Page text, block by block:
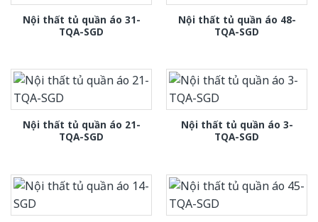
Nội thất tủ quần áo 31-
TQA-SGD
Nội thất tủ quần áo 48-
TQA-SGD
Nội thất tủ quần áo 21-
TQA-SGD
Nội thất tủ quần áo 3-
TQA-SGD